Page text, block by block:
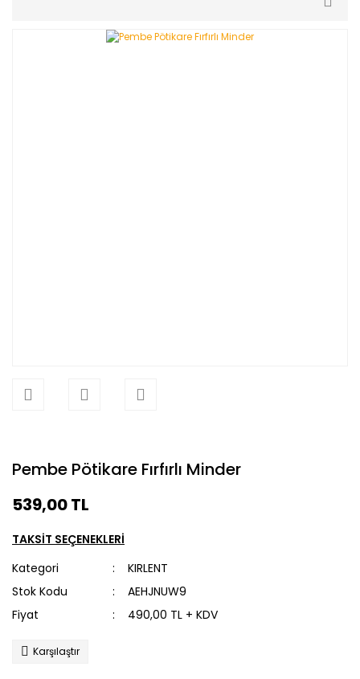
Pembe Pötikare Fırfırlı Minder
539,00 TL
TAKSİT SEÇENEKLERİ
Kategori
KIRLENT
Stok Kodu
AEHJNUW9
Fiyat
490,00 TL + KDV
Karşılaştır